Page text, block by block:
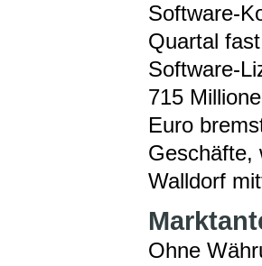
Software-
Quartal
Software-
715
Euro
Geschäfte,
Walldorf
Ohne